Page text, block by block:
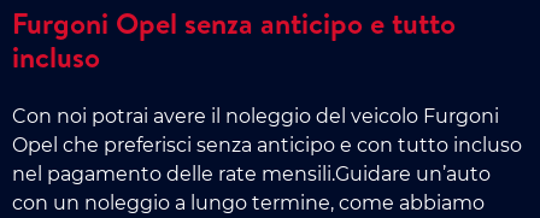
Furgoni Opel senza anticipo e tutto
incluso
Con noi potrai avere il noleggio del veicolo Furgoni
Opel che preferisci senza anticipo e con tutto incluso
nel pagamento delle rate mensili.Guidare un’auto
con un noleggio a lungo termine, come abbiamo